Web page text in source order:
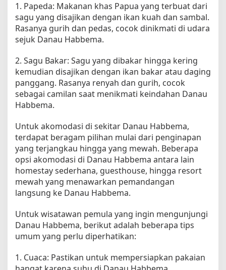
1. Papeda: Makanan khas Papua yang terbuat dari
sagu yang disajikan dengan ikan kuah dan sambal.
Rasanya gurih dan pedas, cocok dinikmati di udara
sejuk Danau Habbema.
2. Sagu Bakar: Sagu yang dibakar hingga kering
kemudian disajikan dengan ikan bakar atau daging
panggang. Rasanya renyah dan gurih, cocok
sebagai camilan saat menikmati keindahan Danau
Habbema.
Untuk akomodasi di sekitar Danau Habbema,
terdapat beragam pilihan mulai dari penginapan
yang terjangkau hingga yang mewah. Beberapa
opsi akomodasi di Danau Habbema antara lain
homestay sederhana, guesthouse, hingga resort
mewah yang menawarkan pemandangan
langsung ke Danau Habbema.
Untuk wisatawan pemula yang ingin mengunjungi
Danau Habbema, berikut adalah beberapa tips
umum yang perlu diperhatikan:
1. Cuaca: Pastikan untuk mempersiapkan pakaian